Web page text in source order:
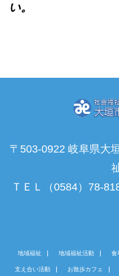
い。
〒503-0922 岐阜県大
ＴＥＬ（0584）78-
地域福祉 地域福祉活動 食
支え合い活動 お散歩カフェ